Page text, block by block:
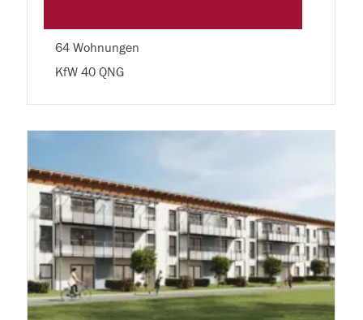
64 Wohnungen
KfW 40 QNG